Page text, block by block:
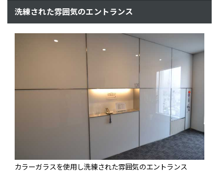
洗練された雰囲気のエントランス
カラーガラスを使用し洗練された雰囲気のエントランス